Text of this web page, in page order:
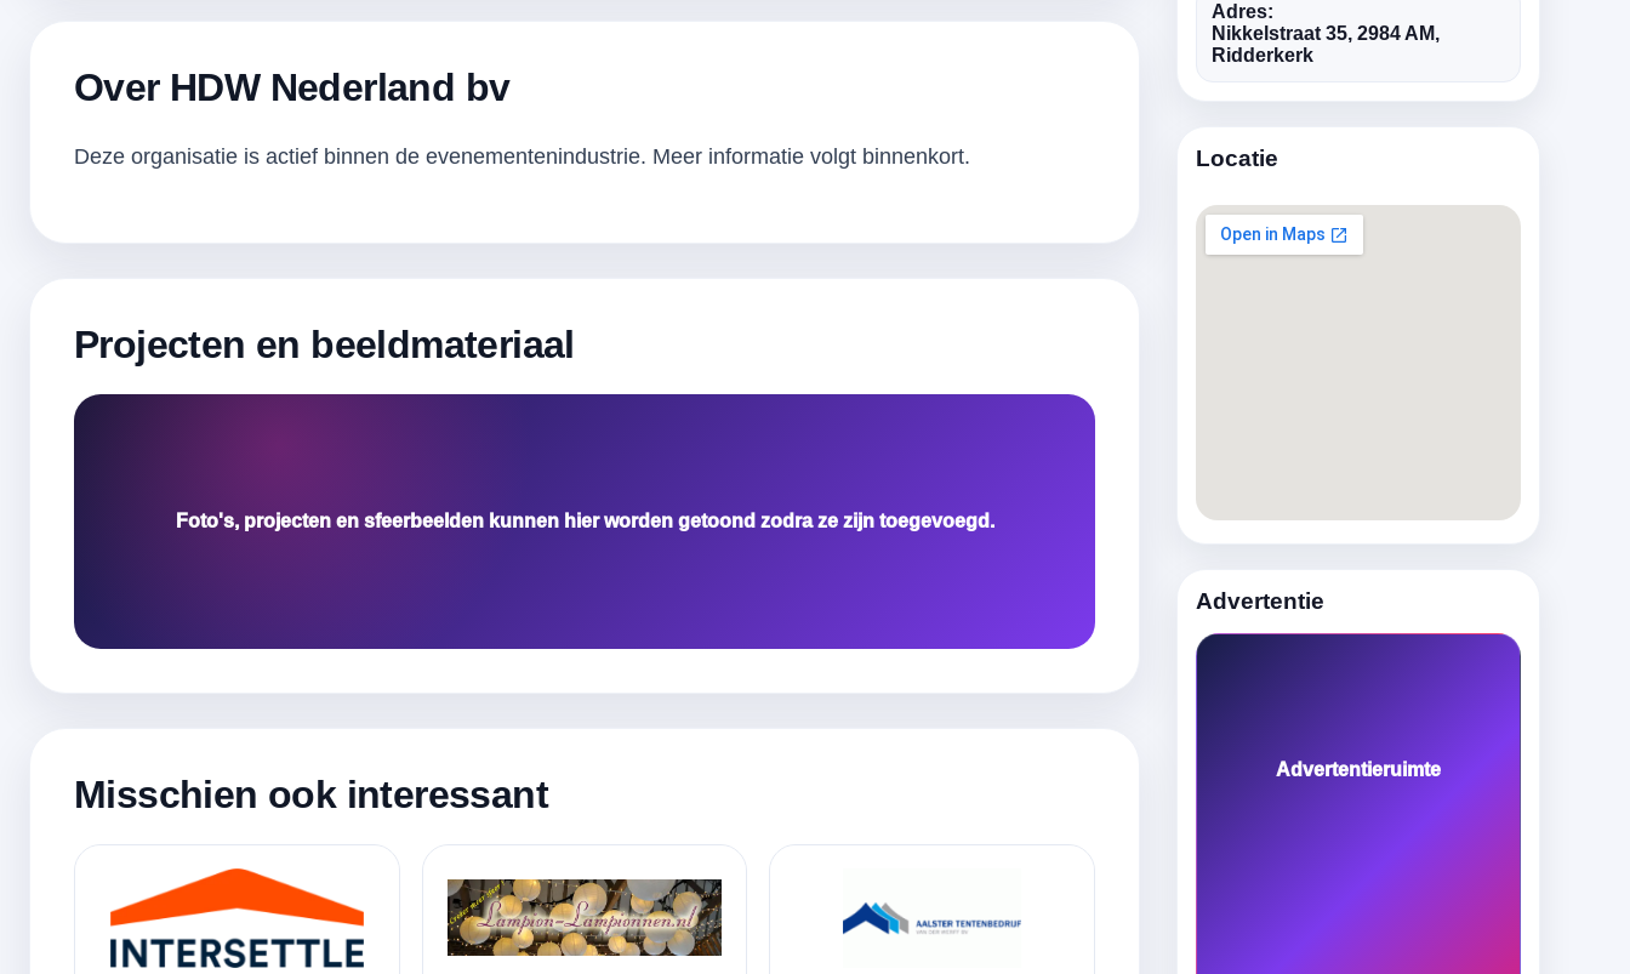
Over HDW Nederland bv
Deze organisatie is actief binnen de evenementenindustrie. Meer informatie volgt binnenkort.
Projecten en beeldmateriaal
Foto's, projecten en sfeerbeelden kunnen hier worden getoond zodra ze zijn toegevoegd.
Misschien ook interessant
Adres:
Nikkelstraat 35, 2984 AM,
Ridderkerk
Locatie
Advertentie
Advertentieruimte